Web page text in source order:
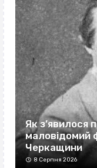
Як з’явилося
маловідомий
Черкащини
8 Серпня 2026